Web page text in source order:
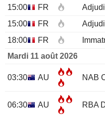
15:00
FR
15:00
FR
18:00
FR
Mardi 11 août 2026
03:30 AU
06:30 AU